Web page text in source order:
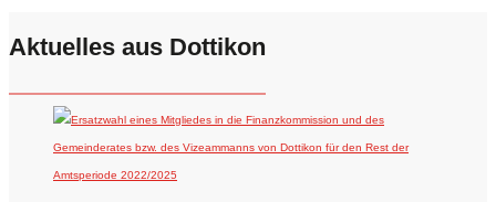
Aktuelles aus Dottikon